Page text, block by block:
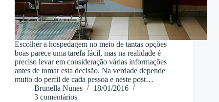
Escolher a hospedagem no meio de tantas opções
boas parece uma tarefa fácil, mas na realidade é
preciso levar em consideração várias informações
antes de tomar esta decisão. Na verdade depende
muito do perfil de cada pessoa e neste post…
Brunella Nunes
18/01/2016
3 comentários